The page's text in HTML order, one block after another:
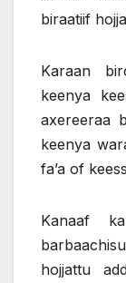
biraatiif
Karaan
keenya
axereeraa
keenya
fa’a of
Kanaaf
hojjattu